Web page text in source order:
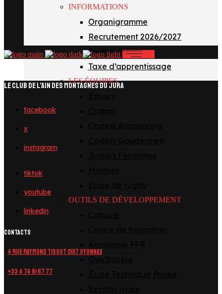
INFORMATIONS
Organigramme
Recrutement 2026/2027
Tournoi Sainvoirin
Taxe d’apprentissage
LES ÉQUIPES
OUTILS DE DÉVELOPPEMENT
LE CLUB DE L’AIN DES MONTAGNES DU JURA
facebook
x
instagram
tiktok
youtube
linkedin
CONTACTS
4 Rue Raymond Tissot 01117 OYONNAX
+33 4 74 81 67 77